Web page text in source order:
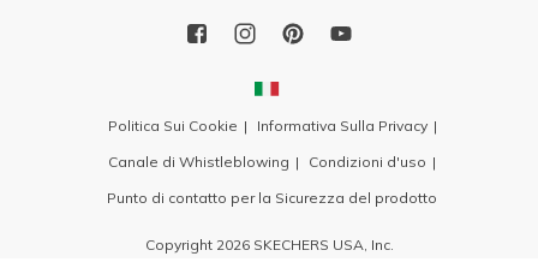
Politica Sui Cookie
Informativa Sulla Privacy
Canale di Whistleblowing
Condizioni d'uso
Punto di contatto per la Sicurezza del prodotto
Copyright 2026 SKECHERS USA, Inc.